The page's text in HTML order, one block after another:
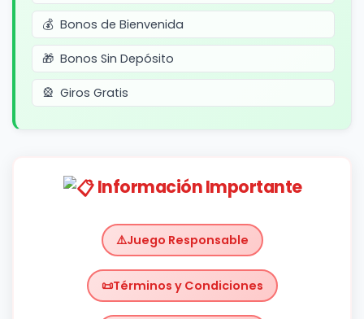
Bonos de Bienvenida
Bonos Sin Depósito
Giros Gratis
Información Importante
Juego Responsable
Términos y Condiciones